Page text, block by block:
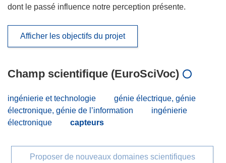
dont le passé influence notre perception présente.
Afficher les objectifs du projet
Champ scientifique (EuroSciVoc)
ingénierie et technologie
génie électrique, génie
électronique, génie de l’information
ingénierie
électronique
capteurs
Proposer de nouveaux domaines scientifiques